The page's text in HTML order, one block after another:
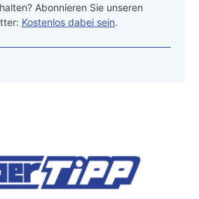
Abonnieren Sie unseren
Kostenlos dabei sein.